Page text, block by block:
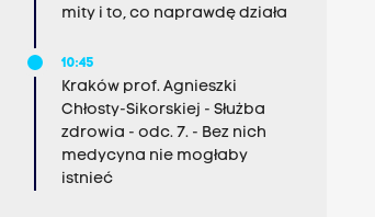
mity i to, co naprawdę działa
10:45
Kraków prof. Agnieszki
Chłosty-Sikorskiej - Służba
zdrowia - odc. 7. - Bez nich
medycyna nie mogłaby
istnieć